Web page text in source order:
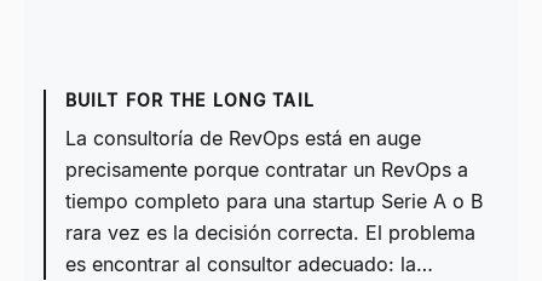
BUILT FOR THE LONG TAIL
La consultoría de RevOps está en auge
precisamente porque contratar un RevOps a
tiempo completo para una startup Serie A o B
rara vez es la decisión correcta. El problema
es encontrar al consultor adecuado: la…